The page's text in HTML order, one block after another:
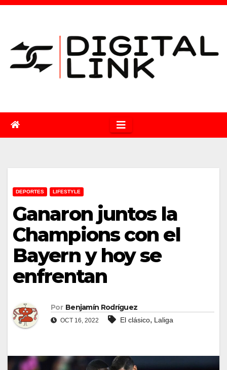
Saltar
DEPORTES LIFESTYLE
Ganaron juntos la
Champions con el
Bayern y hoy se
enfrentan
Por Benjamín Rodríguez
OCT 16, 2022 El clásico, Laliga